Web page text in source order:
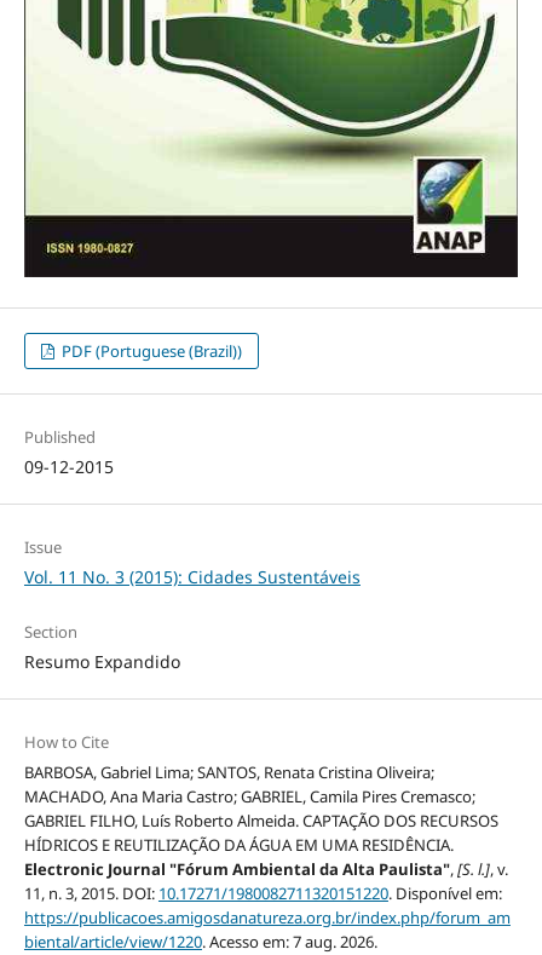
PDF (Portuguese (Brazil))
Published
09-12-2015
Issue
Vol. 11 No. 3 (2015): Cidades Sustentáveis
Section
Resumo Expandido
How to Cite
BARBOSA, Gabriel Lima; SANTOS, Renata Cristina Oliveira;
MACHADO, Ana Maria Castro; GABRIEL, Camila Pires Cremasco;
GABRIEL FILHO, Luís Roberto Almeida. CAPTAÇÃO DOS RECURSOS
HÍDRICOS E REUTILIZAÇÃO DA ÁGUA EM UMA RESIDÊNCIA.
Electronic Journal "Fórum Ambiental da Alta Paulista",[S. l.], v.
11, n. 3, 2015. DOI: 10.17271/1980082711320151220. Disponível em:
https://publicacoes.amigosdanatureza.org.br/index.php/forum_am
biental/article/view/1220. Acesso em: 7 aug. 2026.